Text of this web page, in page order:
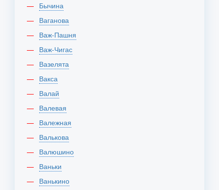
Бычина
Ваганова
Важ-Пашня
Важ-Чигас
Вазелята
Вакса
Валай
Валевая
Валежная
Валькова
Валюшино
Ваньки
Ванькино